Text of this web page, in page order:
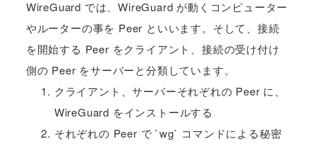
WireGuard では、WireGuard が動くコンピューター
やルーターの事を Peer といいます。そして、接続
を開始する Peer をクライアント、接続の受け付け
側の Peer をサーバーと分類しています。
クライアント、サーバーそれぞれの Peer に、
WireGuard をインストールする
それぞれの Peer で `wg` コマンドによる秘密